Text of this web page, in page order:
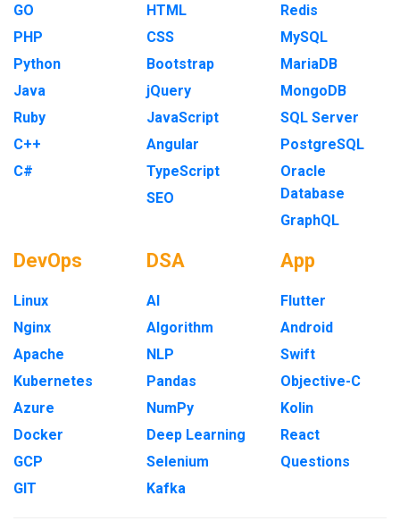
GO
PHP
Python
Java
Ruby
C++
C#
HTML
CSS
Bootstrap
jQuery
JavaScript
Angular
TypeScript
SEO
Redis
MySQL
MariaDB
MongoDB
SQL Server
PostgreSQL
Oracle
Database
GraphQL
DevOps
Linux
Nginx
Apache
Kubernetes
Azure
Docker
GCP
GIT
DSA
AI
Algorithm
NLP
Pandas
NumPy
Deep Learning
Selenium
Kafka
App
Flutter
Android
Swift
Objective-C
Kolin
React
Questions